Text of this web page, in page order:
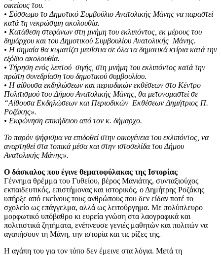
οικείους του.
• Σύσσωμο το Δημοτικό Συμβούλιο Ανατολικής Μάνης να παραστεί
κατά τη νεκρώσιμη ακολουθία.
• Κατάθεση στεφάνων στη μνήμη του εκλιπόντος, εκ μέρους του
δημάρχου και του Δημοτικού Συμβουλίου Ανατολικής Μάνης.
• Η σημαία θα κυματίζει μεσίστια σε όλα τα δημοτικά κτίρια κατά την
εξόδιο ακολουθία.
• Τήρηση ενός λεπτού σιγής, στη μνήμη του εκλιπόντος κατά την
πρώτη συνεδρίαση του δημοτικού συμβουλίου.
• Η αίθουσα εκδηλώσεων και περιοδικών εκθέσεων στο Κέντρο
Πολιτισμού του Δήμου Ανατολικής Μάνης, θα μετονομαστεί σε
“Αίθουσα Εκδηλώσεων και Περιοδικών Εκθέσεων Δημήτριος Π.
Ροζάκης».
• Εκφώνηση επικήδειου από τον κ. δήμαρχο.
Το παρόν ψήφισμα να επιδοθεί στην οικογένεια του εκλιπόντος, να
αναρτηθεί στα τοπικά μέσα και στην ιστοσελίδα του Δήμου
Ανατολικής Μάνης».
Ο δάσκαλος που έγινε θεματοφύλακας της Ιστορίας
Γέννημα θρέμμα του Γυθείου, βέρος Μανιάτης, συνταξιούχος
εκπαιδευτικός, επιστήμονας και ιστορικός, ο Δημήτρης Ροζάκης
υπήρξε από εκείνους τους ανθρώπους που δεν είδαν ποτέ το
σχολείο ως επάγγελμα, αλλά ως λειτούργημα. Με πολύπλευρο
μορφωτικό υπόβαθρο κι ευρεία γνώση στα λαογραφικά και
πολιτιστικά ζητήματα, ενέπνευσε γενιές μαθητών και πολιτών να
αγαπήσουν τη Μάνη, την ιστορία και τις ρίζες της.
Η αγάπη του για τον τόπο δεν έμεινε στα λόγια. Μετά τη